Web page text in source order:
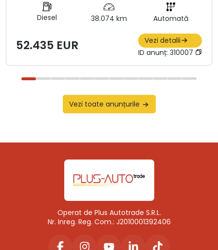
Diesel 38.074 km Automată
52.435 EUR
Vezi detalii
ID anunț: 310007
Vezi toate anunțurile
Operat de Plus Autotrade S.R.L.
Nr. Inreg. Reg. Com.: J2010001392406